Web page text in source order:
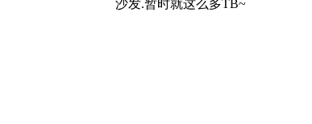
沙发.暂时就这么多TB~